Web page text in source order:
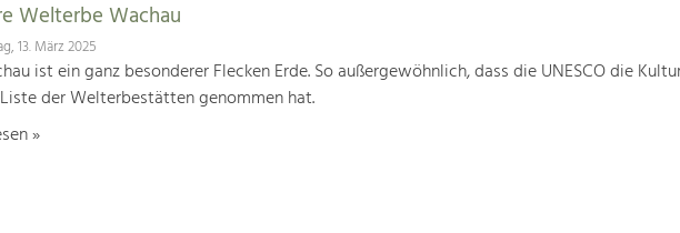
Welterbe Wachau
13. März 2025
ist ein ganz besonderer Flecken Erde. So außergewöhnlich, dass die UNESCO die
der Welterbestätten genommen hat.
»